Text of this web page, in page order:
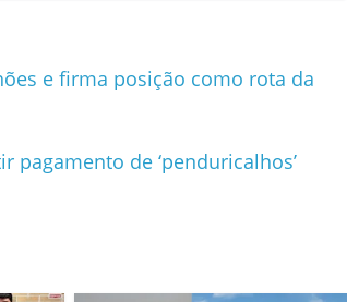
e firma posição como rota da
de ‘penduricalhos’